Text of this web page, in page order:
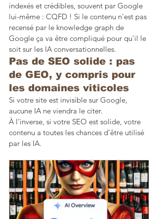
indexés et crédibles, souvent par Google
lui-même : CQFD ! Si le contenu n'est pas
recensé par le knowledge graph de
Google ça va être compliqué pour qu'il le
soit sur les IA conversationnelles.
Pas de SEO solide : pas
de GEO, y compris pour
les domaines viticoles
Si votre site est invisible sur Google,
aucune IA ne viendra le citer.
À l’inverse, si votre SEO est solide, votre
contenu a toutes les chances d’être utilisé
par les IA.